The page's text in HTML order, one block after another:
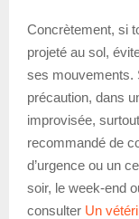
Concrètement, si
projeté au sol,
ses mouvements.
précaution, dans
improvisée,
recommandé de
d’urgence ou un
soir, le week-end
consulter Un